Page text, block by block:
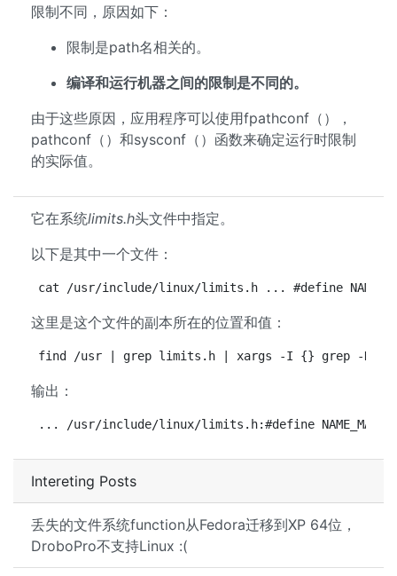
Intereting Posts
丢失的文件系统function从Fedora迁移到XP 64位，
DroboPro不支持Linux :(
限制不同，原因如下：
限制是path名相关的。
编译和运行机器之间的限制是不同的。
由于这些原因，应用程序可以使用fpathconf（），
pathconf（）和sysconf（）函数来确定运行时限制
的实际值。
它在系统limits.h头文件中指定。
以下是其中一个文件：
cat /usr/include/linux/limits.h ... #define
这里是这个文件的副本所在的位置和值：
find /usr | grep limits.h | xargs -I {} grep -H
输出：
... /usr/include/linux/limits.h:#define